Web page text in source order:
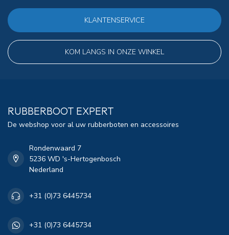
KLANTENSERVICE
KOM LANGS IN ONZE WINKEL
RUBBERBOOT EXPERT
De webshop voor al uw rubberboten en accessoires
Rondenwaard 7
5236 WD 's-Hertogenbosch
Nederland
+31 (0)73 6445734
+31 (0)73 6445734